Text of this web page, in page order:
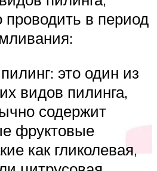
в период
это один из
видов пилинга,
содержит
фруктовые
как гликолевая,